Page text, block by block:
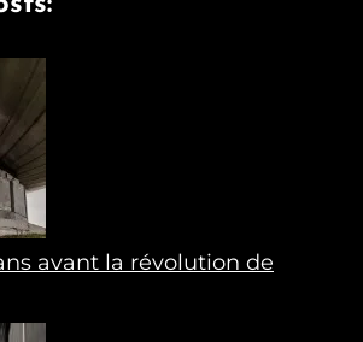
avant la révolution de